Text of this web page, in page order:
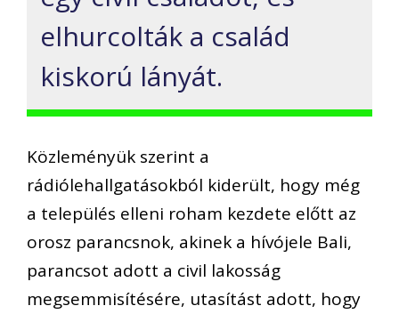
elhurcolták a család
kiskorú lányát.
Közleményük szerint a
rádiólehallgatásokból kiderült, hogy még
a település elleni roham kezdete előtt az
orosz parancsnok, akinek a hívójele Bali,
parancsot adott a civil lakosság
megsemmisítésére, utasítást adott, hogy